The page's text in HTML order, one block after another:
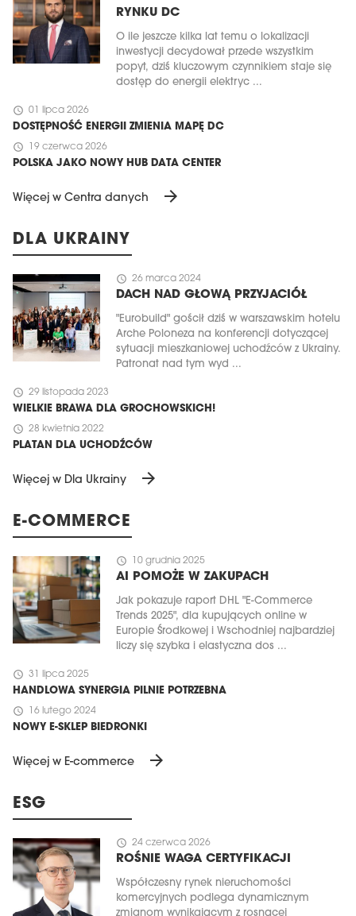
RYNKU DC
O ile jeszcze kilka lat temu o lokalizacji
inwestycji decydował przede wszystkim
popyt, dziś kluczowym czynnikiem staje się
dostęp do energii elektryc ...
schedule 01 lipca 2026
DOSTĘPNOŚĆ ENERGII ZMIENIA MAPĘ DC
schedule 19 czerwca 2026
POLSKA JAKO NOWY HUB DATA CENTER
Więcej w Centra danych arrow_forward
DLA UKRAINY
schedule 26 marca 2024
DACH NAD GŁOWĄ PRZYJACIÓŁ
"Eurobuild" gościł dziś w warszawskim hotelu
Arche Poloneza na konferencji dotyczącej
sytuacji mieszkaniowej uchodźców z Ukrainy.
Patronat nad tym wyd ...
schedule 29 listopada 2023
WIELKIE BRAWA DLA GROCHOWSKICH!
schedule 28 kwietnia 2022
PLATAN DLA UCHODŹCÓW
Więcej w Dla Ukrainy arrow_forward
E-COMMERCE
schedule 10 grudnia 2025
AI POMOŻE W ZAKUPACH
Jak pokazuje raport DHL "E-Commerce
Trends 2025", dla kupujących online w
Europie Środkowej i Wschodniej najbardziej
liczy się szybka i elastyczna dos ...
schedule 31 lipca 2025
HANDLOWA SYNERGIA PILNIE POTRZEBNA
schedule 16 lutego 2024
NOWY E-SKLEP BIEDRONKI
Więcej w E-commerce arrow_forward
ESG
schedule 24 czerwca 2026
ROŚNIE WAGA CERTYFIKACJI
Współczesny rynek nieruchomości
komercyjnych podlega dynamicznym
zmianom wynikającym z rosnącej